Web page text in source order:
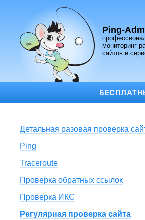
Ping-
мониторинг
сайтов и
Детальная разовая проверка
Ping
Traceroute
Проверка обратных ссылок
Проверка ИКС
Регулярная проверка сайта